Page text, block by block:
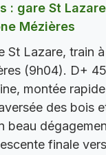
: gare St Lazare
Mézières
St Lazare, train
(9h04). D+
montée
des bois
beau
finale